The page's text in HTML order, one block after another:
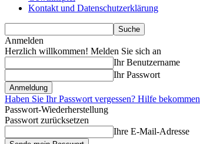
Kontakt und Datenschutzerklärung
Anmelden
Herzlich willkommen! Melden Sie sich an
Ihr Benutzername
Ihr Passwort
Haben Sie Ihr Passwort vergessen? Hilfe bekommen
Passwort-Wiederherstellung
Passwort zurücksetzen
Ihre E-Mail-Adresse